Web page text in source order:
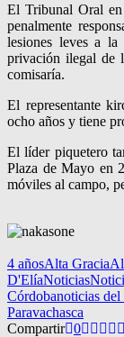
El Tribunal Oral
penalmente
lesiones leves a la
privación ilegal de
comisaría.
El representante
ocho años y tiene
El líder piquetero
Plaza de Mayo en
móviles al campo,
4 añosAlta Gracia
D'ElíaNoticias
Córdobanoticias del
Paravachasca
Compartir 0